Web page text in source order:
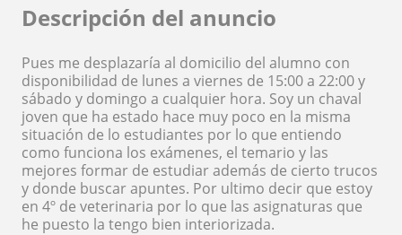
Descripción del anuncio
Pues me desplazaría al domicilio del alumno con
disponibilidad de lunes a viernes de 15:00 a 22:00 y
sábado y domingo a cualquier hora. Soy un chaval
joven que ha estado hace muy poco en la misma
situación de lo estudiantes por lo que entiendo
como funciona los exámenes, el temario y las
mejores formar de estudiar además de cierto trucos
y donde buscar apuntes. Por ultimo decir que estoy
en 4º de veterinaria por lo que las asignaturas que
he puesto la tengo bien interiorizada.